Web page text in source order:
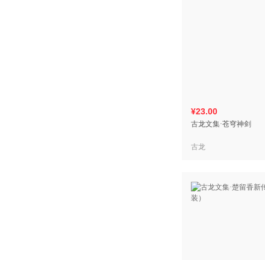
¥23.00
古龙文集·苍穹神剑
古龙